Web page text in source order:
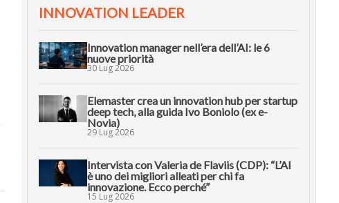
INNOVATION LEADER
Innovation manager nell’era dell’AI: le 6
nuove priorità
30 Lug 2026
Elemaster crea un innovation hub per startup
deep tech, alla guida Ivo Boniolo (ex e-
Novia)
29 Lug 2026
Intervista con Valeria de Flaviis (CDP): “L’AI
è uno dei migliori alleati per chi fa
innovazione. Ecco perché”
15 Lug 2026